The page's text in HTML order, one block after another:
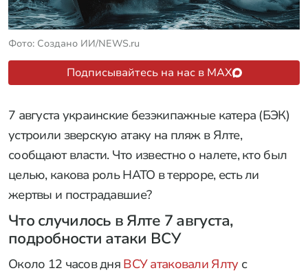
Фото: Создано ИИ/NEWS.ru
Подписывайтесь на нас в MAX
7 августа украинские безэкипажные катера (БЭК)
устроили зверскую атаку на пляж в Ялте,
сообщают власти. Что известно о налете, кто был
целью, какова роль НАТО в терроре, есть ли
жертвы и пострадавшие?
Что случилось в Ялте 7 августа,
подробности атаки ВСУ
Около 12 часов дня ВСУ атаковали Ялтус